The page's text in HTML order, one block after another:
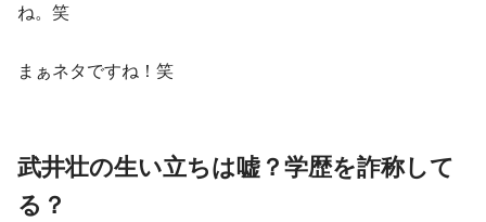
ね。笑
まぁネタですね！笑
武井壮の生い立ちは嘘？学歴を詐称して
る？